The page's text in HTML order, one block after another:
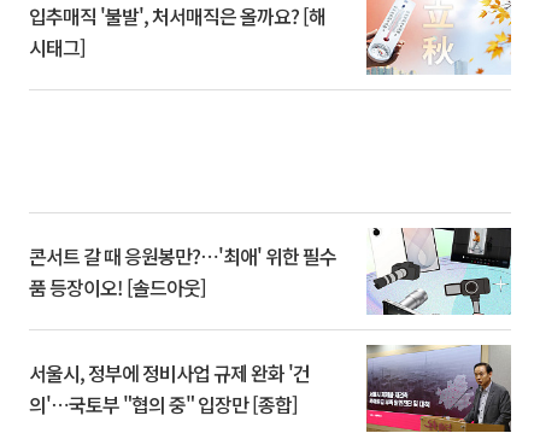
입추매직 '불발', 처서매직은 올까요? [해
시태그]
콘서트 갈 때 응원봉만?⋯'최애' 위한 필수
품 등장이오! [솔드아웃]
서울시, 정부에 정비사업 규제 완화 '건
의'⋯국토부 "협의 중" 입장만 [종합]